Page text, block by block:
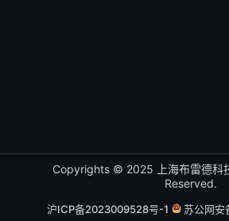
Copyrights © 2025 上海布雷德科
Reserved.
沪ICP备2023009528号-1 苏公网